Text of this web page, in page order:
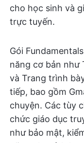
cho học sinh và
trực tuyến.
Gói
năng cơ bản như
và Trang trình
tiếp, bao gồm
chuyện. Các tùy
chức giáo dục
như bảo mật,